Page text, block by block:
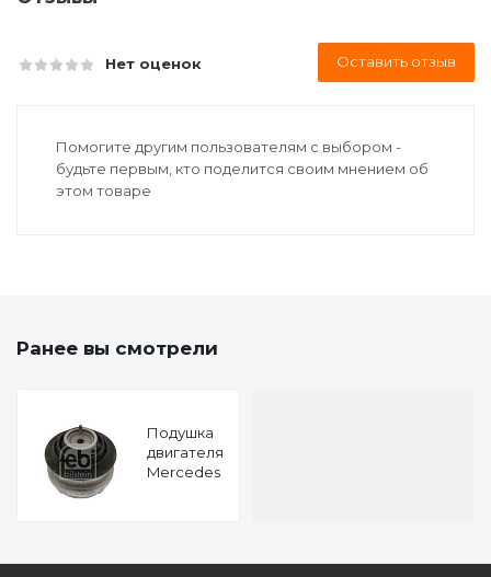
Нет оценок Оставить отзыв
Помогите другим пользователям с выбором -
будьте первым, кто поделится своим мнением об
этом товаре
Ранее вы смотрели
Подушкa
двигателя
Mercedes